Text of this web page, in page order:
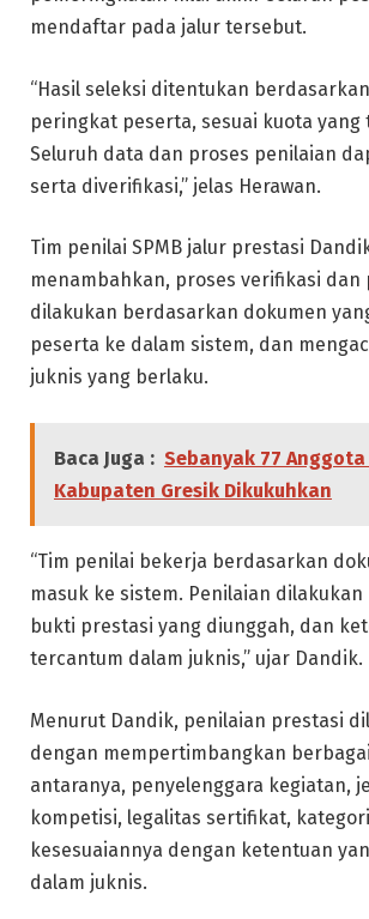
mendaftar pada jalur tersebut.
“Hasil seleksi ditentukan
peringkat peserta, sesuai kuota yang
Seluruh data dan proses penilaian
serta diverifikasi,” jelas Herawan.
Tim penilai SPMB jalur prestasi
menambahkan, proses verifikasi dan
dilakukan berdasarkan dokumen
peserta ke dalam sistem, dan
juknis yang berlaku.
Baca Juga : Sebanyak 77
Kabupaten Gresik Dikukuhkan
“Tim penilai bekerja berdasarkan
masuk ke sistem. Penilaian
bukti prestasi yang diunggah, dan
tercantum dalam juknis,” ujar Dandik.
Menurut Dandik, penilaian prestasi
dengan mempertimbangkan
antaranya, penyelenggara kegiatan,
kompetisi, legalitas sertifikat,
kesesuaiannya dengan ketentuan
dalam juknis.